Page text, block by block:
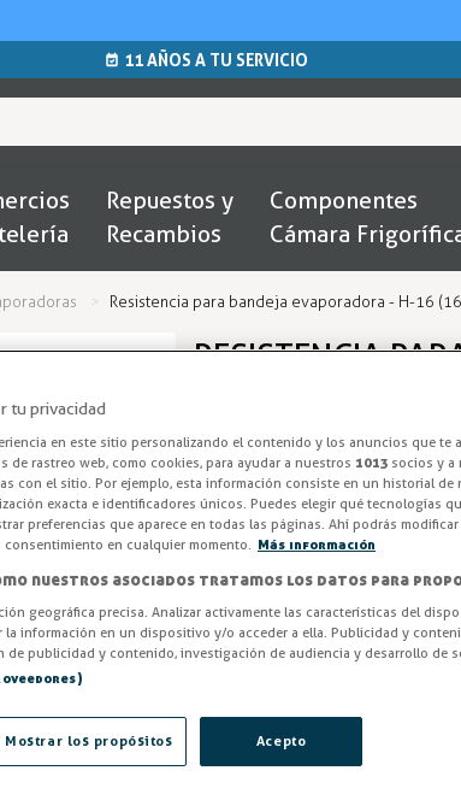
11 AÑOS A TU SERVICIO
Repuestos y
Recambios
Componentes
Cámara
Resistencia para bandeja evaporadora - H-16
RESISTENCIA
Resistencias para bandejas
disponibles de potencia:
Entrega en 24/48h
Potencia
tu privacidad
en este sitio personalizando el contenido y los anuncios que te
de rastreo web, como cookies, para ayudar a nuestros 1013 socios y a
con el sitio. Por ejemplo, esta información consiste en un historial de
exacta e identificadores únicos. Puedes elegir qué tecnologías
preferencias que aparece en todas las páginas. Ahí podrás
en cualquier momento.
Más información
nuestros asociados tratamos los datos para
geográfica precisa. Analizar activamente las características del
la información en un dispositivo y/o acceder a ella. Publicidad y
de publicidad y contenido, investigación de audiencia y desarrollo de
Acepto
Mostrar los propósitos